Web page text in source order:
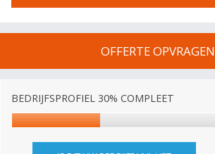
OFFERTE OPVRAGEN
BEDRIJFSPROFIEL 30% COMPLEET